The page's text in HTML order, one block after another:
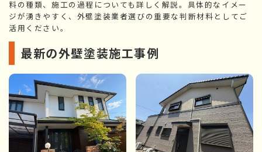
料の種類、施工の過程についても詳しく解説。具体的なイメー
ジが湧きやすく、外壁塗装業者選びの重要な判断材料としてご
活用ください。
最新の外壁塗装施工事例